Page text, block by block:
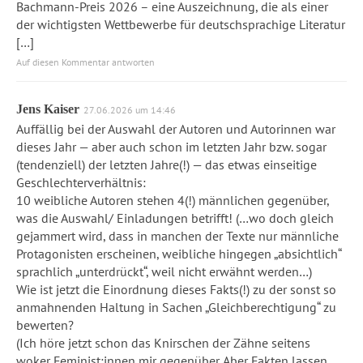
Bachmann-Preis 2026 – eine Auszeichnung, die als einer
der wichtigsten Wettbewerbe für deutschsprachige Literatur
[…]
Auf diesen Kommentar antworten
Jens Kaiser 27.06.2026 um 14:46
Auffällig bei der Auswahl der Autoren und Autorinnen war
dieses Jahr — aber auch schon im letzten Jahr bzw. sogar
(tendenziell) der letzten Jahre(!) — das etwas einseitige
Geschlechterverhältnis:
10 weibliche Autoren stehen 4(!) männlichen gegenüber,
was die Auswahl/ Einladungen betrifft! (…wo doch gleich
gejammert wird, dass in manchen der Texte nur männliche
Protagonisten erscheinen, weibliche hingegen „absichtlich“
sprachlich „unterdrückt“, weil nicht erwähnt werden…)
Wie ist jetzt die Einordnung dieses Fakts(!) zu der sonst so
anmahnenden Haltung in Sachen „Gleichberechtigung“ zu
bewerten?
(Ich höre jetzt schon das Knirschen der Zähne seitens